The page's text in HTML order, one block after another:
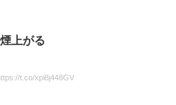
上がる
t.co/xpi8j448GV